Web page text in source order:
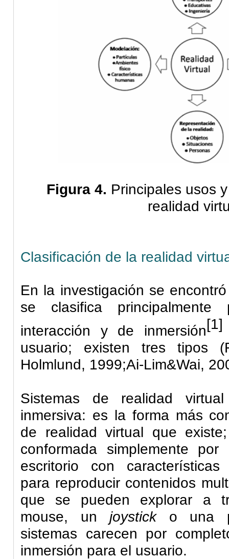
Figura 4. Principales usos
realidad
Clasificación de la realidad
En la investigación se
se clasifica
interacción y de inmersión[1]
usuario; existen tres tipos (
Holmlund, 1999;Ai-Lim&Wai,
Sistemas de realidad
inmersiva: es la forma más
de realidad virtual que
conformada simplemente
escritorio con características
para reproducir contenidos
que se pueden explorar a
mouse, unjoysticko una
sistemas carecen por
inmersión para el usuario.